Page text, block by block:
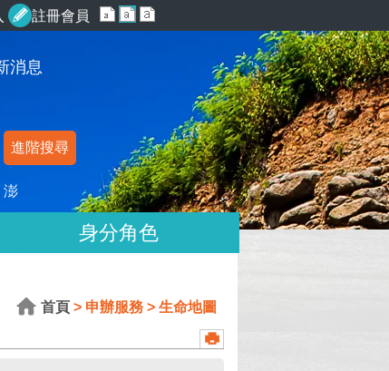
註冊會員
消息
進階搜尋
澎
身分角色
首頁 申辦服務 生命地圖